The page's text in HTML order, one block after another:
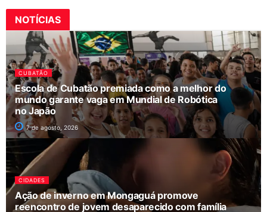
NOTÍCIAS
CUBATÃO
Escola de Cubatão premiada como a melhor do
mundo garante vaga em Mundial de Robótica
no Japão
7 de agosto, 2026
CIDADES
Ação de inverno em Mongaguá promove
reencontro de jovem desaparecido com família